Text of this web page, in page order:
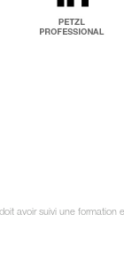
avoir suivi une